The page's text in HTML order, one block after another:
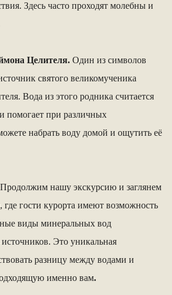
Здесь часто проходят молебны и
Целителя. Один из символов
святого великомученика
Вода из этого родника считается
помогает при различных
набрать воду домой и ощутить её
Продолжим нашу экскурсию и заглянем
где гости курорта имеют возможность
виды минеральных вод
Это уникальная
разницу между водами и
именно вам.